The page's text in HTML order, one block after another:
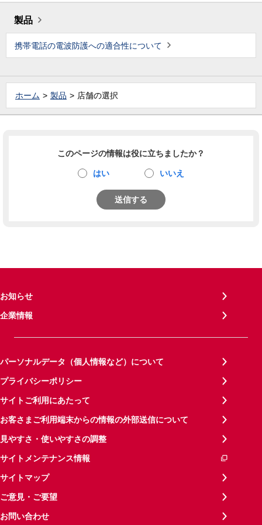
製品
携帯電話の電波防護への適合性について
ホーム 製品 店舗の選択
このページの情報は役に立ちましたか？
はい いいえ
送信する
お知らせ
企業情報
パーソナルデータ（個人情報など）について
プライバシーポリシー
サイトご利用にあたって
お客さまご利用端末からの情報の外部送信について
見やすさ・使いやすさの調整
サイトメンテナンス情報
サイトマップ
ご意見・ご要望
お問い合わせ